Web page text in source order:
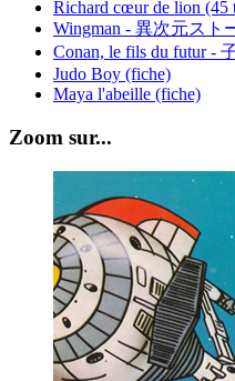
Richard cœur de lion (45
Wingman - 異次元スト
Conan, le fils du futur -
Judo Boy (fiche)
Maya l'abeille (fiche)
Zoom sur...